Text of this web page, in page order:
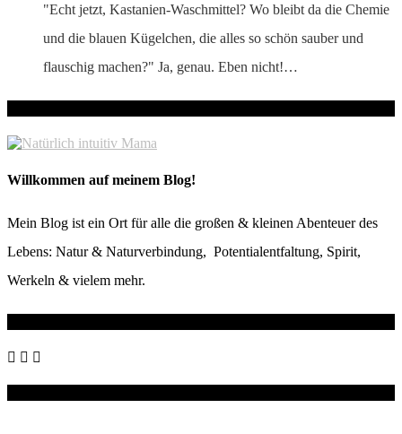
"Echt jetzt, Kastanien-Waschmittel? Wo bleibt da die Chemie
und die blauen Kügelchen, die alles so schön sauber und
flauschig machen?" Ja, genau. Eben nicht!…
Willkommen auf meinem Blog!
Mein Blog ist ein Ort für alle die großen & kleinen Abenteuer des
Lebens: Natur & Naturverbindung, Potentialentfaltung, Spirit,
Werkeln & vielem mehr.